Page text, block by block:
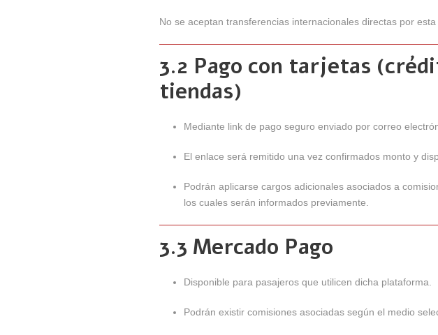
No se aceptan transferencias internacionales directas por esta
3.2 Pago con tarjetas
tiendas)
Mediante link de pago seguro enviado por correo
El enlace será remitido una vez confirmados monto y
Podrán aplicarse cargos adicionales asociados a
los cuales serán informados previamente.
3.3 Mercado Pago
Disponible para pasajeros que utilicen dicha plataforma.
Podrán existir comisiones asociadas según el medio